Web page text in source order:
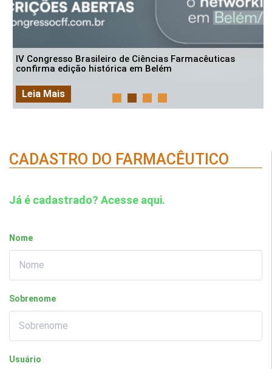
IV Congresso Brasileiro de Ciências Farmacêuticas
confirma edição histórica em Belém
Leia Mais
CADASTRO DO FARMACÊUTICO
Já é cadastrado? Acesse aqui.
Nome
Sobrenome
Usuário